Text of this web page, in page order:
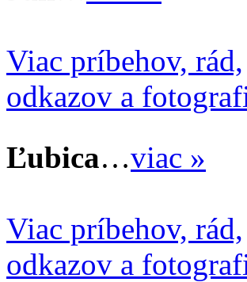
Viac príbehov, rád,
odkazov a
Ľubica…viac »
Viac príbehov, rád,
odkazov a